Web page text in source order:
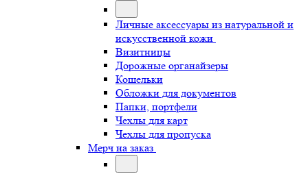
Личные аксессуары из натуральной и
искусственной кожи
Визитницы
Дорожные органайзеры
Кошельки
Обложки для документов
Папки, портфели
Чехлы для карт
Чехлы для пропуска
Мерч на заказ